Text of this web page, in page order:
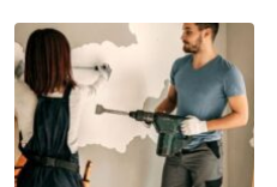
– nabór dla
przedsiębiorców